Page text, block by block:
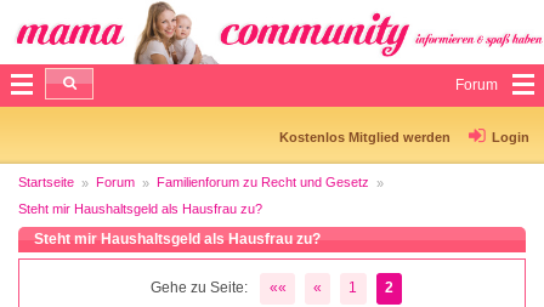
Forum
Kostenlos Mitglied werden Login
Startseite Forum
Familienforum zu Recht und Gesetz
Steht mir Haushaltsgeld als Hausfrau zu?
Steht mir Haushaltsgeld als Hausfrau zu?
Gehe zu Seite: «« « 1 2